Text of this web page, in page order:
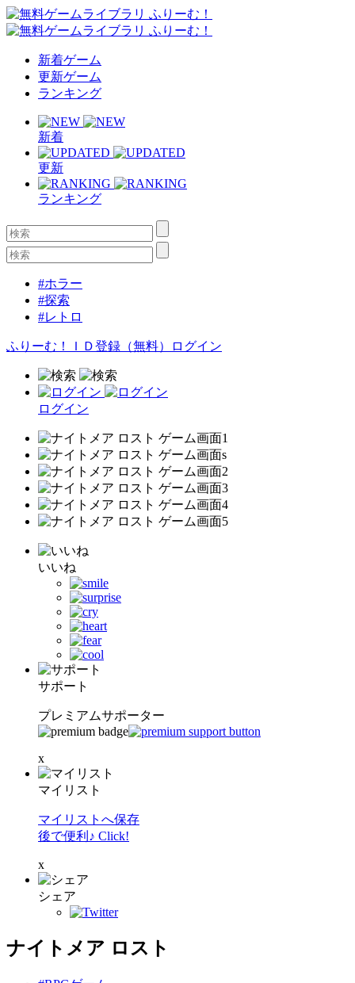
新着ゲーム
更新ゲーム
ランキング
新着
更新
ランキング
#ホラー
#探索
#レトロ
ふりーむ！ＩＤ登録（無料） ログイン
ログイン
いいね
サポート
プレミアムサポーター
x
マイリスト
マイリストへ保存
後で便利♪ Click!
x
シェア
ナイトメア ロスト